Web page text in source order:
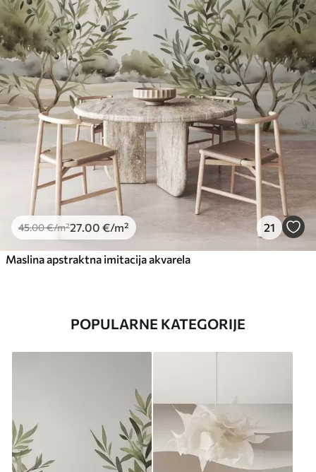
45.00€/m²27 .00 €/m² 21
Maslina apstraktna imitacija akvarela
POPULARNE KATEGORIJE